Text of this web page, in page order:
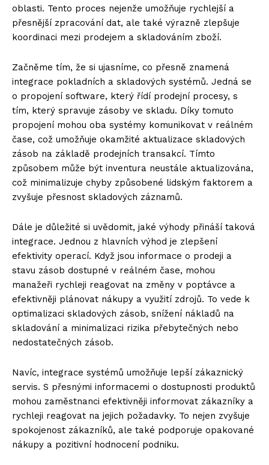
oblasti. Tento proces nejenže umožňuje rychlejší a
přesnější zpracování dat, ale také výrazně zlepšuje
koordinaci mezi prodejem a skladováním zboží.
Začněme tím, že si ujasníme, co přesně znamená
integrace pokladních a skladových systémů. Jedná se
o propojení software, který řídí prodejní procesy, s
tím, který spravuje zásoby ve skladu. Díky tomuto
propojení mohou oba systémy komunikovat v reálném
čase, což umožňuje okamžité aktualizace skladových
zásob na základě prodejních transakcí. Tímto
způsobem může být inventura neustále aktualizována,
což minimalizuje chyby způsobené lidským faktorem a
zvyšuje přesnost skladových záznamů.
Dále je důležité si uvědomit, jaké výhody přináší taková
integrace. Jednou z hlavních výhod je zlepšení
efektivity operací. Když jsou informace o prodeji a
stavu zásob dostupné v reálném čase, mohou
manažeři rychleji reagovat na změny v poptávce a
efektivněji plánovat nákupy a využití zdrojů. To vede k
optimalizaci skladových zásob, snížení nákladů na
skladování a minimalizaci rizika přebytečných nebo
nedostatečných zásob.
Navíc, integrace systémů umožňuje lepší zákaznický
servis. S přesnými informacemi o dostupnosti produktů
mohou zaměstnanci efektivněji informovat zákazníky a
rychleji reagovat na jejich požadavky. To nejen zvyšuje
spokojenost zákazníků, ale také podporuje opakované
nákupy a pozitivní hodnocení podniku.